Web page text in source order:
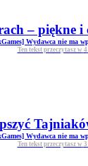
– piękne i
Wydawca nie ma
Ten tekst przeczytasz w 4
Wydawca nie ma
Ten tekst przeczytasz w 3